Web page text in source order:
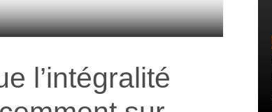
l’intégralité